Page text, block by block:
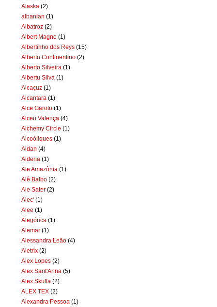
Alaska (2)
albanian (1)
Albatroz (2)
Albert Magno (1)
Albertinho dos Reys (15)
Alberto Continentino (2)
Alberto Silveira (1)
Albertu Silva (1)
Alcaçuz (1)
Alcantara (1)
Alce Garoto (1)
Alceu Valença (4)
Alchemy Circle (1)
Alcoóliques (1)
Aldan (4)
Alderia (1)
Ale Amazônia (1)
Alê Balbo (2)
Ale Sater (2)
Alec' (1)
Alee (1)
Alegórica (1)
Alemar (1)
Alessandra Leão (4)
Aletrix (2)
Alex Lopes (2)
Alex Sant'Anna (5)
Alex Skulla (2)
ALEX TEX (2)
Alexandra Pessoa (1)